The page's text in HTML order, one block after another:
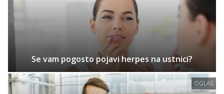
Se vam pogosto pojavi herpes na ustnici?
OGLAS